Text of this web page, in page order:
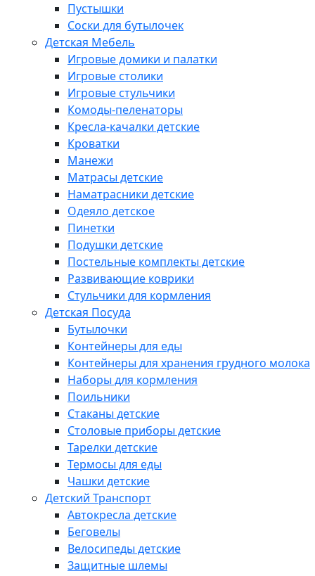
Пустышки
Соски для бутылочек
Детская Мебель
Игровые домики и палатки
Игровые столики
Игровые стульчики
Комоды-пеленаторы
Кресла-качалки детские
Кроватки
Манежи
Матрасы детские
Наматрасники детские
Одеяло детское
Пинетки
Подушки детские
Постельные комплекты детские
Развивающие коврики
Стульчики для кормления
Детская Посуда
Бутылочки
Контейнеры для еды
Контейнеры для хранения грудного молока
Наборы для кормления
Поильники
Стаканы детские
Столовые приборы детские
Тарелки детские
Термосы для еды
Чашки детские
Детский Транспорт
Автокресла детские
Беговелы
Велосипеды детские
Защитные шлемы